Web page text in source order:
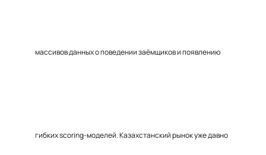
массивов данных о поведении заёмщиков и появлению
гибких scoring-моделей. Казахстанский рынок уже давно